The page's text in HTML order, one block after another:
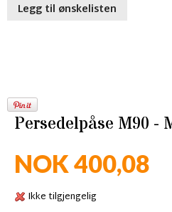
Legg til ønskelisten
Persedelpåse M90 -
NOK 400,08
Ikke tilgjengelig